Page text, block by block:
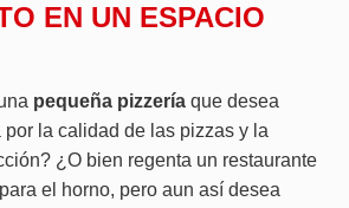
EN UN ESPACIO
pequeña pizzería que desea
la calidad de las pizzas y la
¿O bien regenta un restaurante
para el horno, pero aun así desea